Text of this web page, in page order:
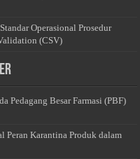
Operasional Prosedur
(CSV)
Pedagang Besar Farmasi (PBF)
Peran Karantina Produk dalam